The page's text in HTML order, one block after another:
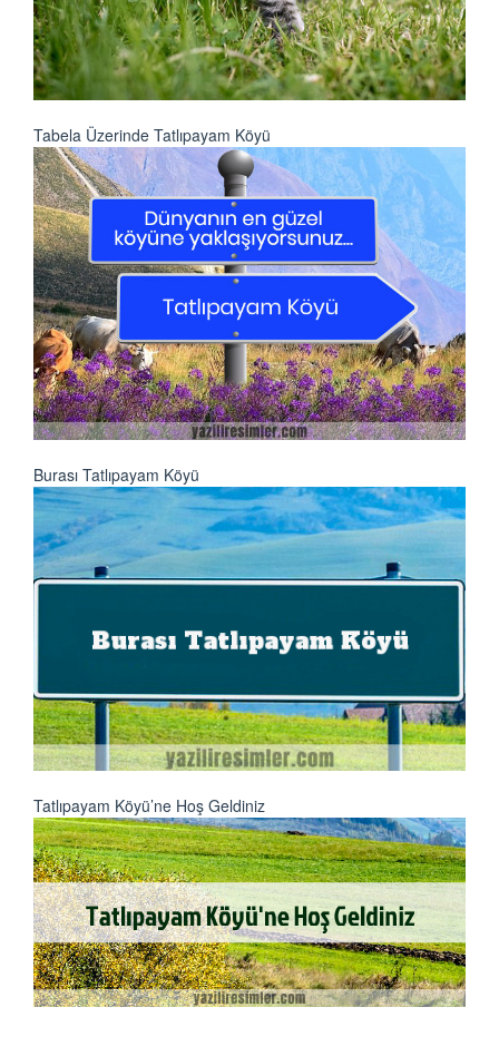
Tabela Üzerinde Tatlıpayam Köyü
Burası Tatlıpayam Köyü
Tatlıpayam Köyü’ne Hoş Geldiniz